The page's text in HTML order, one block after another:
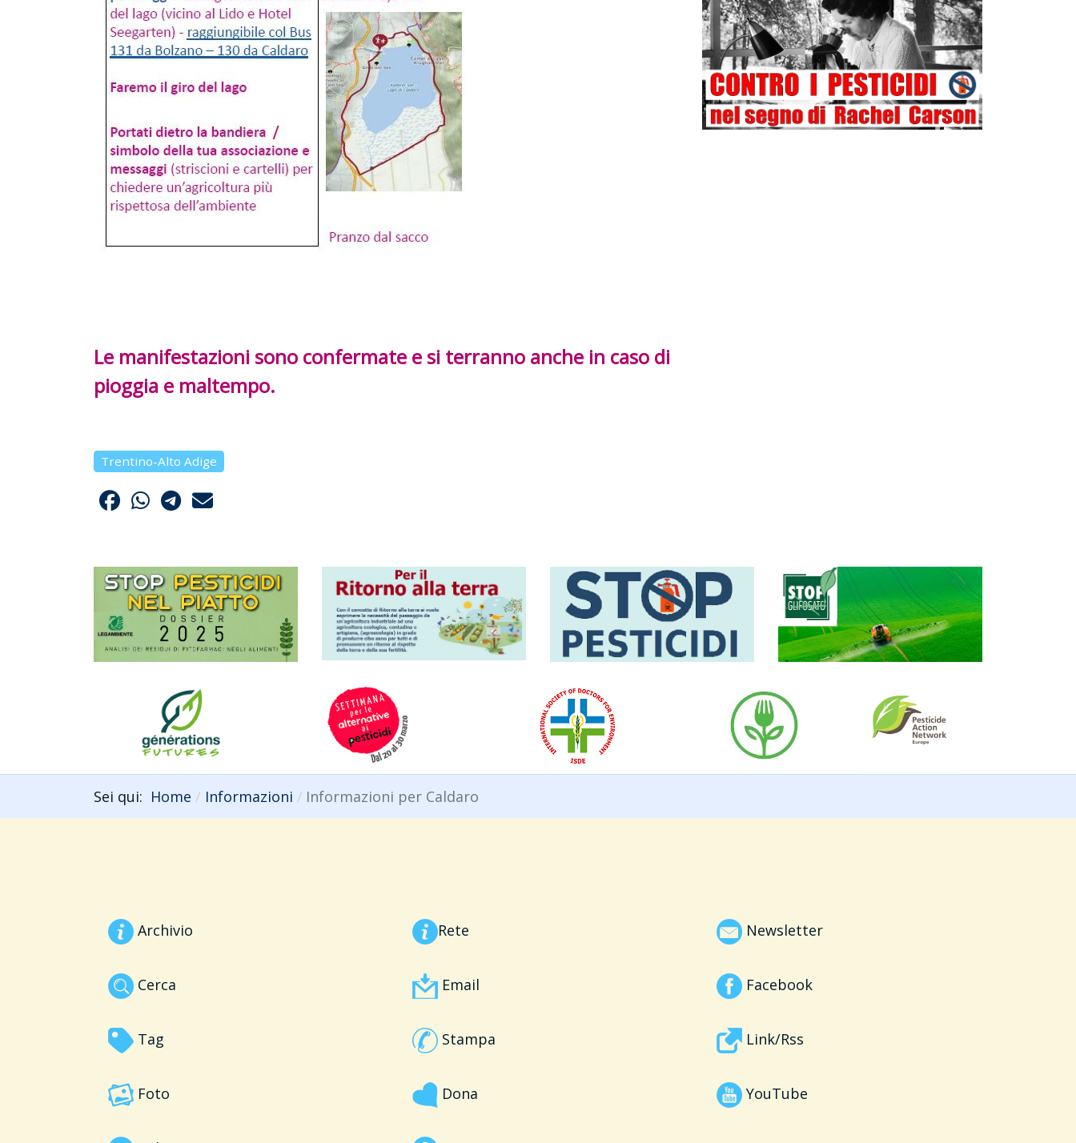
Le manifestazioni sono confermate e si terranno anche in caso di
pioggia e maltempo.
Trentino-Alto Adige
Sei qui: Home Informazioni Informazioni per Caldaro
Archivio
Cerca
Tag
Foto
Rete
Email
Stampa
Dona
Newsletter
Facebook
Link/Rss
YouTube